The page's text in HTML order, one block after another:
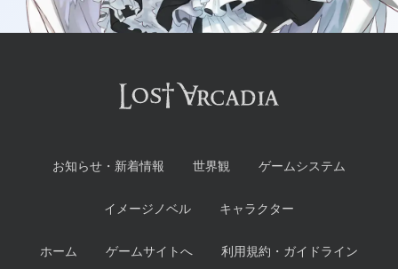
お知らせ・新着情報 世界観 ゲームシステム
イメージノベル キャラクター
ホーム ゲームサイトへ 利用規約・ガイドライン